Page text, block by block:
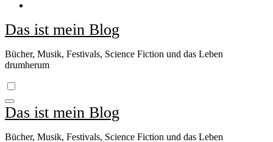
Das ist mein Blog
Bücher, Musik, Festivals, Science Fiction und das Leben
drumherum
Das ist mein Blog
Bücher, Musik, Festivals, Science Fiction und das Leben